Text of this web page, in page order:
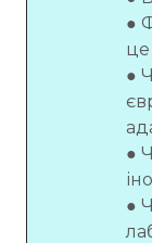
●
це
●
●
●